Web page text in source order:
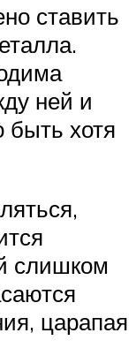
ставить
ней и
быть хотя
слишком
царапая